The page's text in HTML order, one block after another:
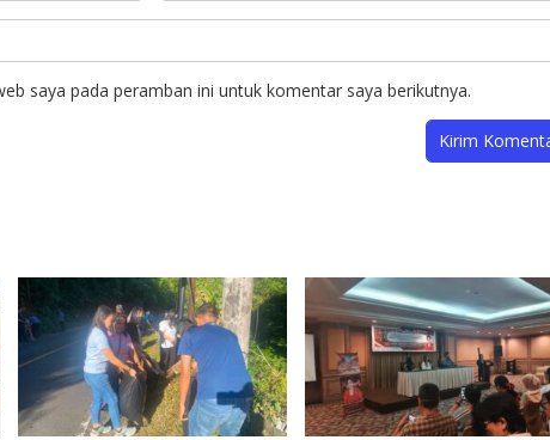
saya pada peramban ini untuk komentar saya berikutnya.